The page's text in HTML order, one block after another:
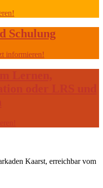
Schulung
informieren!
Kaarst, erreichbar vom